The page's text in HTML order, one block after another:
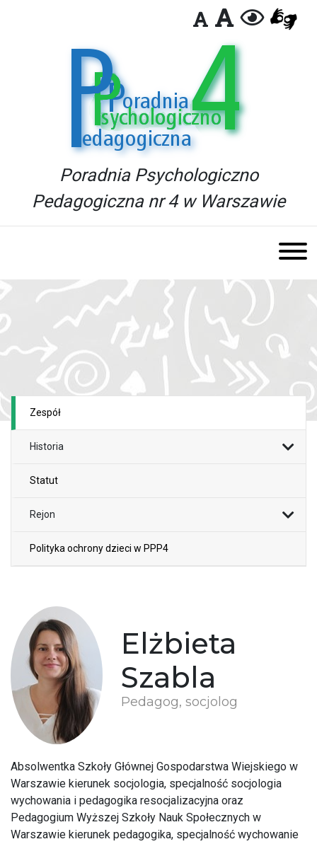
Poradnia Psychologiczno
Pedagogiczna nr 4 w Warszawie
Elżbieta
Szabla
Pedagog, socjolog
Absolwentka Szkoły Głównej Gospodarstwa Wiejskiego w
Warszawie kierunek socjologia, specjalność socjologia
wychowania i pedagogika resocjalizacyjna oraz
Pedagogium Wyższej Szkoły Nauk Społecznych w
Warszawie kierunek pedagogika, specjalność wychowanie
Zespół
Historia
Statut
Rejon
Polityka ochrony dzieci w PPP4